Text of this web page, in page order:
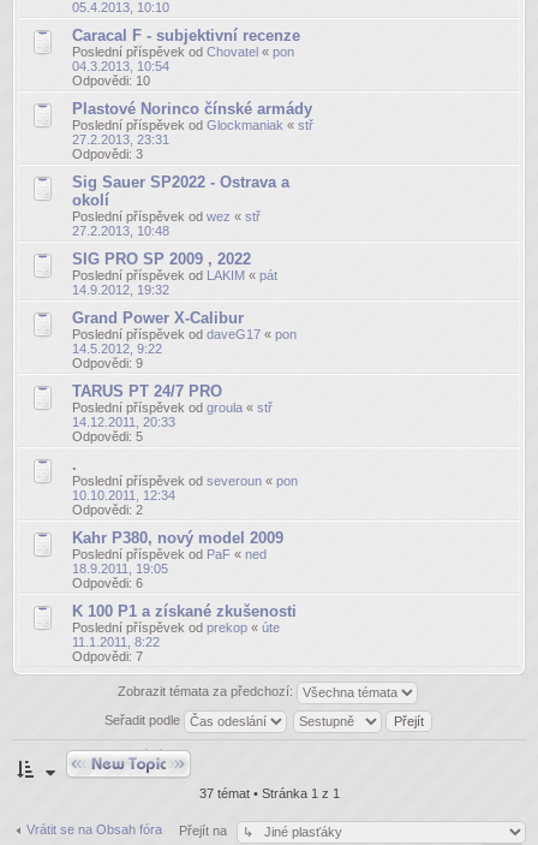
05.4.2013, 10:10
Caracal F - subjektivní recenze
Poslední příspěvek od Chovatel « pon
04.3.2013, 10:54
Odpovědi: 10
Plastové Norinco čínské armády
Poslední příspěvek od Glockmaniak « stř
27.2.2013, 23:31
Odpovědi: 3
Sig Sauer SP2022 - Ostrava a
okolí
Poslední příspěvek od wez « stř
27.2.2013, 10:48
SIG PRO SP 2009 , 2022
Poslední příspěvek od LAKIM « pát
14.9.2012, 19:32
Grand Power X-Calibur
Poslední příspěvek od daveG17 « pon
14.5.2012, 9:22
Odpovědi: 9
TARUS PT 24/7 PRO
Poslední příspěvek od groula « stř
14.12.2011, 20:33
Odpovědi: 5
.
Poslední příspěvek od severoun « pon
10.10.2011, 12:34
Odpovědi: 2
Kahr P380, nový model 2009
Poslední příspěvek od PaF « ned
18.9.2011, 19:05
Odpovědi: 6
K 100 P1 a získané zkušenosti
Poslední příspěvek od prekop « úte
11.1.2011, 8:22
Odpovědi: 7
Zobrazit témata za předchozí:
Seřadit podle
Odeslat nové téma
37 témat • Stránka 1 z 1
Vrátit se na Obsah fóra Přejít na